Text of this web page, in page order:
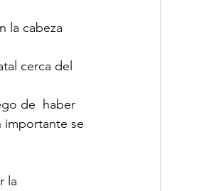
la cabeza
cerca del
de  haber
importante se
la